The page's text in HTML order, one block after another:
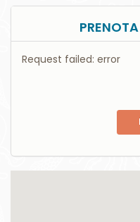
Request failed: error